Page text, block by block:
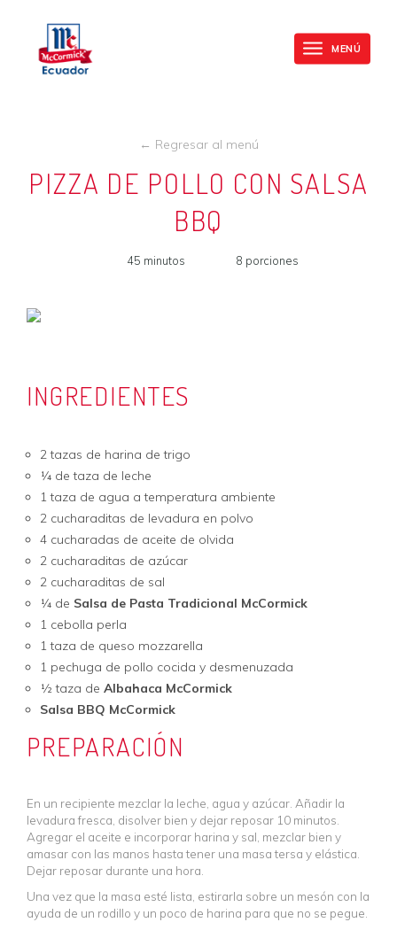
main
content
Toggle
MENÚ
← Regresar al menú
PIZZA DE POLLO CON SALSA
BBQ
45 minutos 8 porciones
INGREDIENTES
2 tazas de harina de trigo
¼ de taza de leche
1 taza de agua a temperatura ambiente
2 cucharaditas de levadura en polvo
4 cucharadas de aceite de olvida
2 cucharaditas de azúcar
2 cucharaditas de sal
¼ de Salsa de Pasta Tradicional McCormick
1 cebolla perla
1 taza de queso mozzarella
1 pechuga de pollo cocida y desmenuzada
½ taza de Albahaca McCormick
Salsa BBQ McCormick
PREPARACIÓN
En un recipiente mezclar la leche, agua y azúcar. Añadir la
levadura fresca, disolver bien y dejar reposar 10 minutos.
Agregar el aceite e incorporar harina y sal, mezclar bien y
amasar con las manos hasta tener una masa tersa y elástica.
Dejar reposar durante una hora.
Una vez que la masa esté lista, estirarla sobre un mesón con la
ayuda de un rodillo y un poco de harina para que no se pegue.